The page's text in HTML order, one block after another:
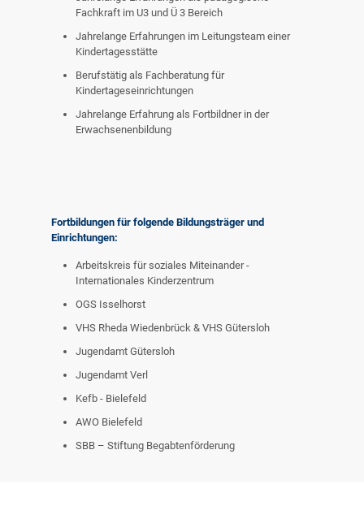
Fachkraft im U3 und Ü 3 Bereich
Jahrelange Erfahrungen im Leitungsteam einer
Kindertagesstätte
Berufstätig als Fachberatung für
Kindertageseinrichtungen
Jahrelange Erfahrung als Fortbildner in der
Erwachsenenbildung
Fortbildungen für folgende Bildungsträger und
Einrichtungen:
Arbeitskreis für soziales Miteinander -
Internationales Kinderzentrum
OGS Isselhorst
VHS Rheda Wiedenbrück & VHS Gütersloh
Jugendamt Gütersloh
Jugendamt Verl
Kefb - Bielefeld
AWO Bielefeld
SBB – Stiftung Begabtenförderung